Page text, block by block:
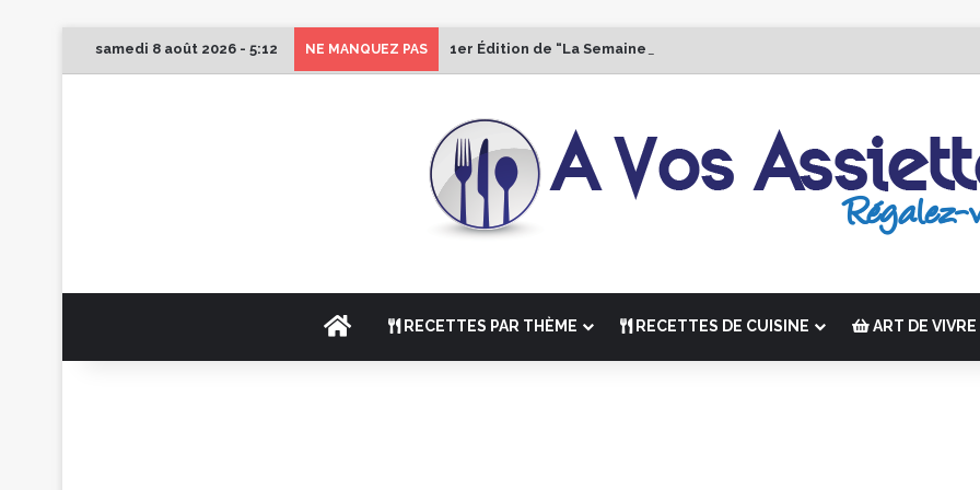
samedi 8 août 2026 - 5:12 NE MANQUEZ PAS 1er Édition de “La Semaine des Chefs” du 19 au 24 octobre 2026
ACCUEILRECETTES PAR THÈME RECETTES DE CUISINE ART DE VIVRE